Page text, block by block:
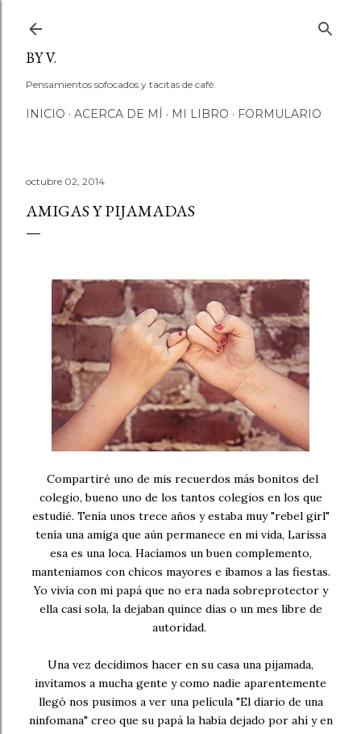
BY V.
Pensamientos sofocados y tacitas de café.
INICIO ACERCA DE MÍ MI LIBRO FORMULARIO
octubre 02, 2014
AMIGAS Y PIJAMADAS
Compartiré uno de mis recuerdos más bonitos del
colegio, bueno uno de los tantos colegios en los que
estudié. Tenía unos trece años y estaba muy "rebel girl"
tenía una amiga que aún permanece en mi vida, Larissa
esa es una loca. Hacíamos un buen complemento,
manteniamos con chicos mayores e ibamos a las fiestas.
Yo vivía con mi papá que no era nada sobreprotector y
ella casi sola, la dejaban quince días o un mes libre de
autoridad.
Una vez decidimos hacer en su casa una pijamada,
invitamos a mucha gente y como nadie aparentemente
llegó nos pusimos a ver una película "El diario de una
ninfomana" creo que su papá la había dejado por ahí y en